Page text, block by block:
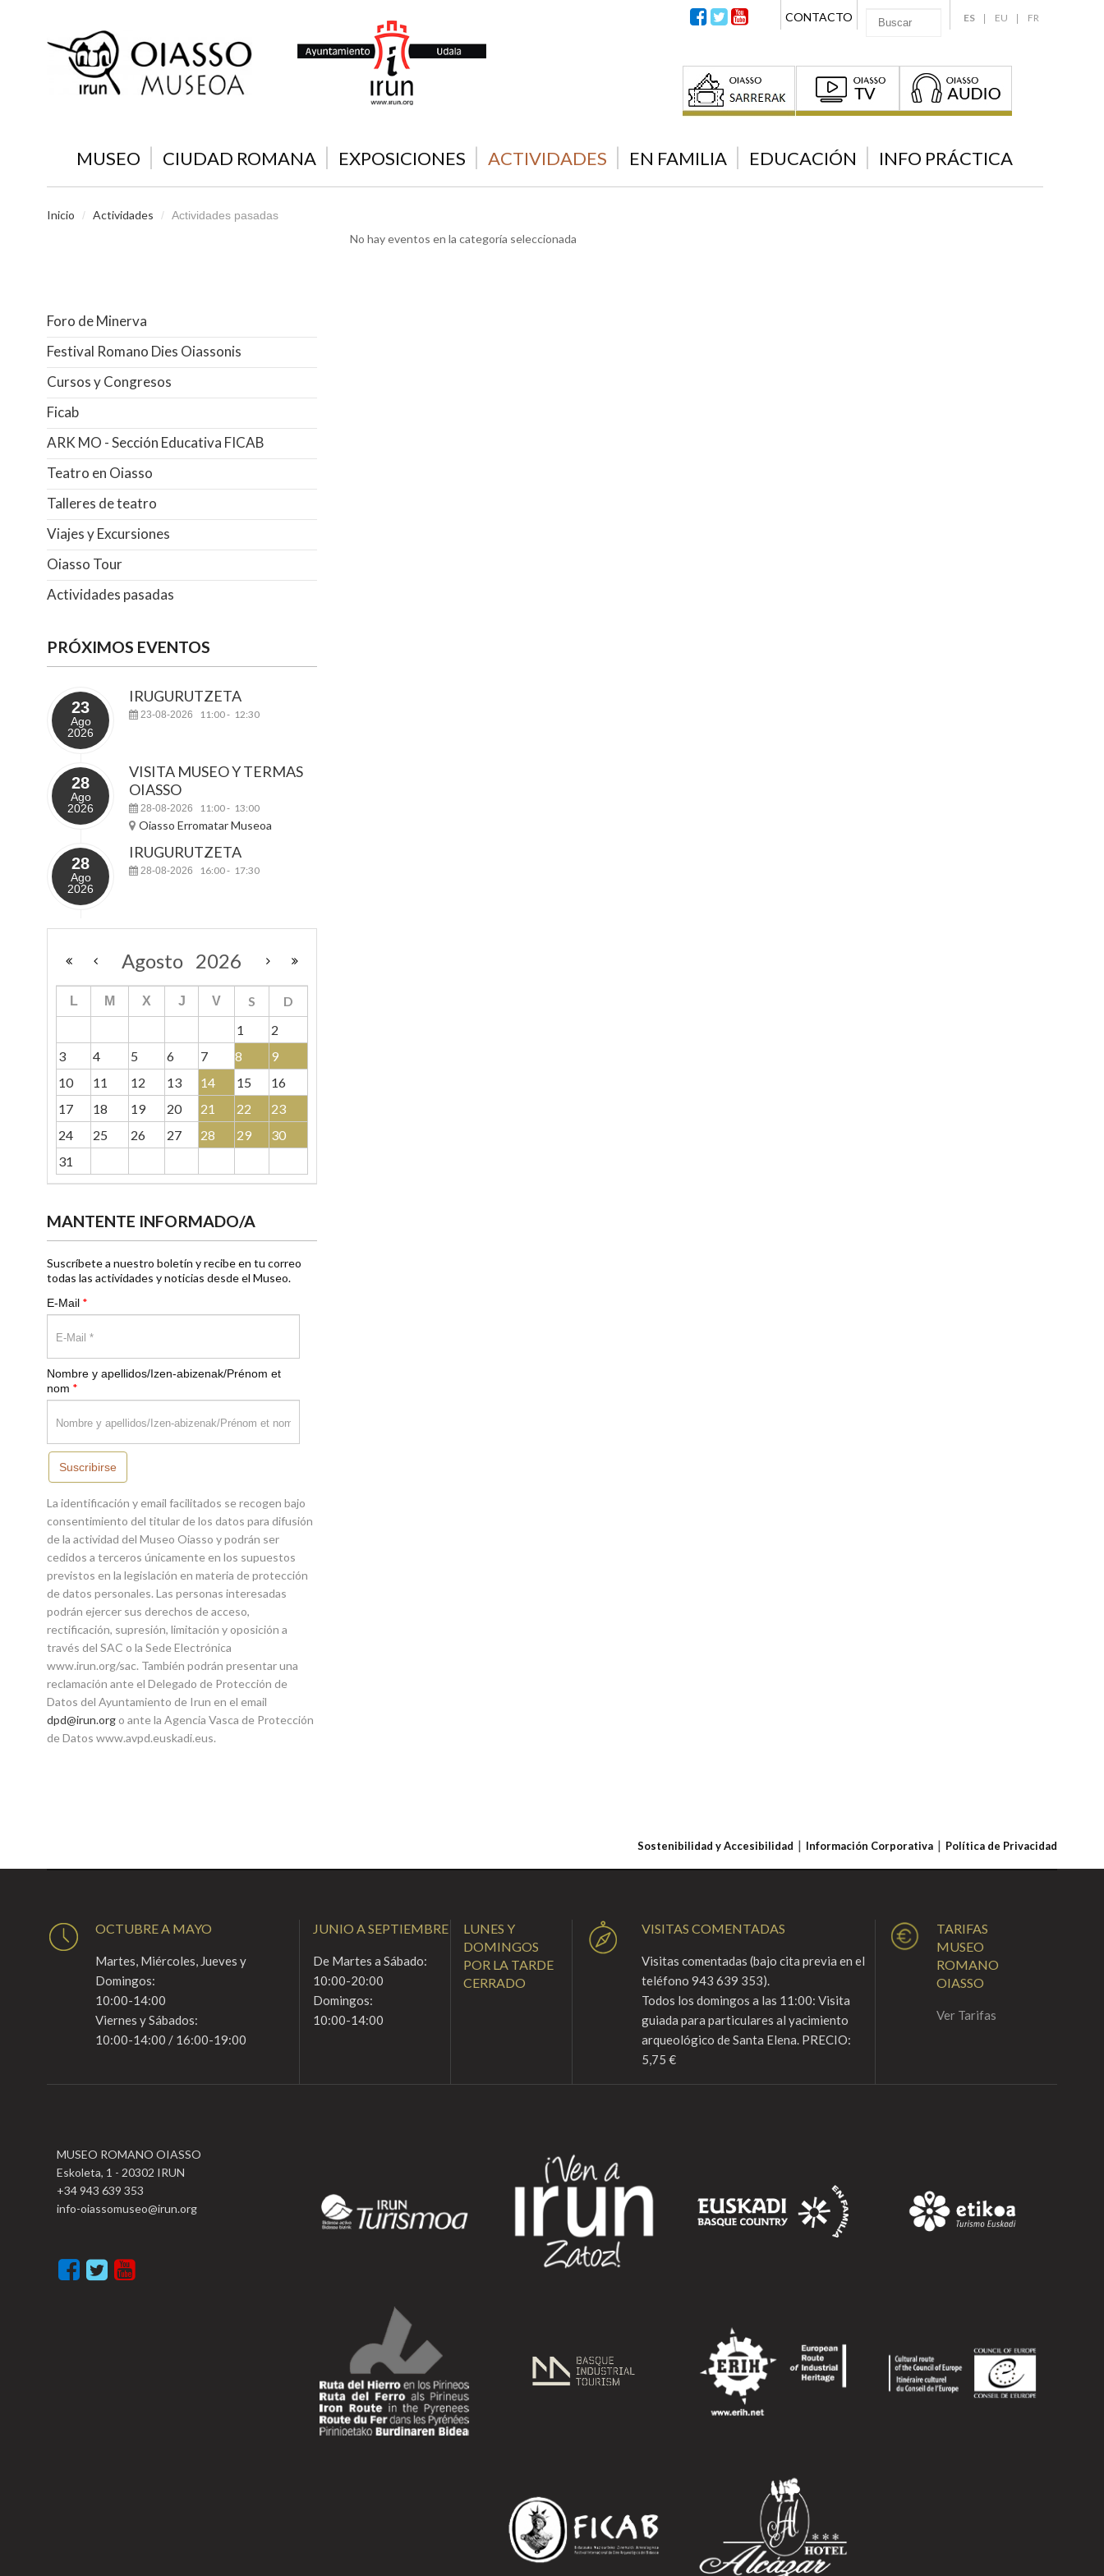
ES EU FR
CONTACTO
MUSEO CIUDAD ROMANA EXPOSICIONES ACTIVIDADES EN FAMILIA EDUCACIÓN INFO PRÁCTICA
Inicio / Actividades / Actividades pasadas
No hay eventos en la categoría seleccionada
Foro de Minerva
Festival Romano Dies Oiassonis
Cursos y Congresos
Ficab
ARK MO - Sección Educativa FICAB
Teatro en Oiasso
Talleres de teatro
Viajes y Excursiones
Oiasso Tour
Actividades pasadas
PRÓXIMOS EVENTOS
23
Ago
2026
IRUGURUTZETA
23-08-2026 11:00- 12:30
28
Ago
2026
VISITA MUSEO Y TERMAS
OIASSO
28-08-2026 11:00- 13:00
Oiasso Erromatar Museoa
28
Ago
2026
IRUGURUTZETA
28-08-2026 16:00- 17:30
Agosto 2026
L M X J V S
D
1
2
3
4 5 6 7 8
9
10
11 12 13 14 15
16
17
18 19 20 21 22
23
24
25 26 27 28 29
30
31
MANTENTE INFORMADO/A
Suscríbete a nuestro boletín y recibe en tu correo
todas las actividades y noticias desde el Museo.
E-Mail *
Nombre y apellidos/Izen-abizenak/Prénom et
nom *
Suscribirse
La identificación y email facilitados se recogen bajo
consentimiento del titular de los datos para difusión
de la actividad del Museo Oiasso y podrán ser
cedidos a terceros únicamente en los supuestos
previstos en la legislación en materia de protección
de datos personales. Las personas interesadas
podrán ejercer sus derechos de acceso,
rectificación, supresión, limitación y oposición a
través del SAC o la Sede Electrónica
www.irun.org/sac. También podrán presentar una
reclamación ante el Delegado de Protección de
Datos del Ayuntamiento de Irun en el email
dpd@irun.org o ante la Agencia Vasca de Protección
de Datos www.avpd.euskadi.eus.
Sostenibilidad y Accesibilidad Información Corporativa Política de Privacidad
OCTUBRE A MAYO
Martes, Miércoles, Jueves y
Domingos:
10:00-14:00
Viernes y Sábados:
10:00-14:00 / 16:00-19:00
JUNIO A SEPTIEMBRE
De Martes a Sábado:
10:00-20:00
Domingos:
10:00-14:00
LUNES Y
DOMINGOS
POR LA TARDE
CERRADO
VISITAS COMENTADAS
Visitas comentadas (bajo cita previa en el
teléfono 943 639 353).
Todos los domingos a las 11:00: Visita
guiada para particulares al yacimiento
arqueológico de Santa Elena. PRECIO:
5,75 €
TARIFAS
MUSEO
ROMANO
OIASSO
Ver Tarifas
MUSEO ROMANO OIASSO
Eskoleta, 1 - 20302 IRUN
+34 943 639 353
info-oiassomuseo@irun.org